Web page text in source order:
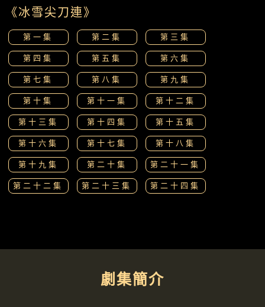
《冰雪尖刀連》
第一集 第二集
第三集
第四集
第五集
第六集
第七集
第八集
第九集
第十集
第十一集
第十二集
第十三集
第十四集
第十五集
第十六集
第十七集
第十八集
第十九集
第二十集
第二十一集
第二十二集
第二十三集 第二十四集
劇集簡介